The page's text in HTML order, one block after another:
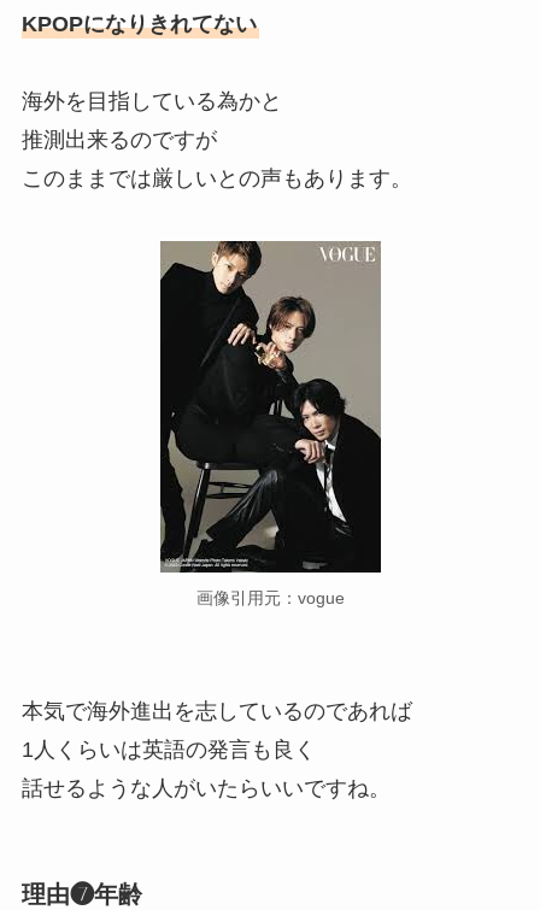
KPOPになりきれてない
海外を目指している為かと
推測出来るのですが
このままでは厳しいとの声もあります。
画像引用元：vogue
本気で海外進出を志しているのであれば
1人くらいは英語の発言も良く
話せるような人がいたらいいですね。
理由❼年齢